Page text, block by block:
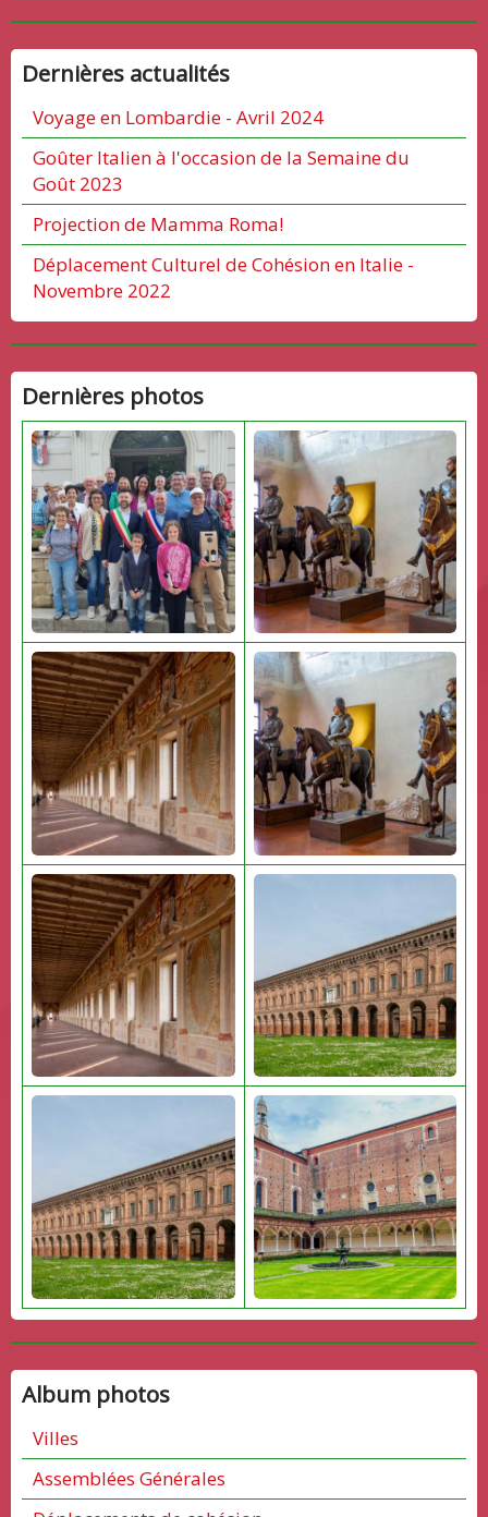
Dernières actualités
Voyage en Lombardie - Avril 2024
Goûter Italien à l'occasion de la Semaine du
Goût 2023
Projection de Mamma Roma!
Déplacement Culturel de Cohésion en Italie -
Novembre 2022
Dernières photos
Album photos
Villes
Assemblées Générales